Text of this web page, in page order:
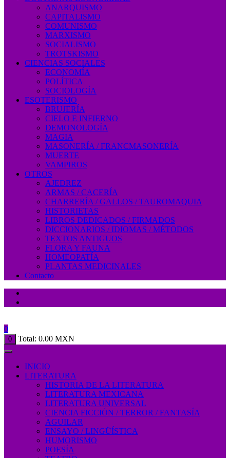
ANARQUISMO
CAPITALISMO
COMUNISMO
MARXISMO
SOCIALISMO
TROTSKISMO
CIENCIAS SOCIALES
ECONOMÍA
POLÍTICA
SOCIOLOGÍA
ESOTERISMO
BRUJERÍA
CIELO E INFIERNO
DEMONOLOGÍA
MAGIA
MASONERÍA / FRANCMASONERÍA
MUERTE
VAMPIROS
OTROS
AJEDREZ
ARMAS / CACERÍA
CHARRERÍA / GALLOS / TAUROMAQUIA
HISTORIETAS
LIBROS DEDICADOS / FIRMADOS
DICCIONARIOS / IDIOMAS / MÉTODOS
TEXTOS ANTIGUOS
FLORA Y FAUNA
HOMEOPATÍA
PLANTAS MEDICINALES
Contacto
0
0 Total: 0.00 MXN
INICIO
LITERATURA
HISTORIA DE LA LITERATURA
LITERATURA MEXICANA
LITERATURA UNIVERSAL
CIENCIA FICCIÓN / TERROR / FANTASÍA
AGUILAR
ENSAYO / LINGÜÍSTICA
HUMORISMO
POESÍA